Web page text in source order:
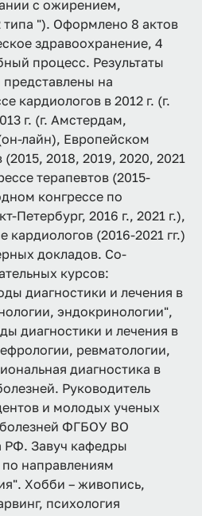
с ожирением,
"). Оформлено 8 актов
здравоохранение, 4
процесс. Результаты
на
кардиологов в 2012 г. (г.
г. (г. Амстердам,
лайн), Европейском
(2015, 2018, 2019, 2020, 2021
терапевтов (2015-
конгрессе по
Петербург, 2016 г., 2021 г.),
кардиологов (2016-2021 гг.)
докладов. Со-
курсов:
диагностики и лечения в
эндокринологии",
диагностики и лечения в
ревматологии,
диагностика в
Руководитель
и молодых ученых
ФГБОУ ВО
Завуч кафедры
направлениям
Хобби – живопись,
психология